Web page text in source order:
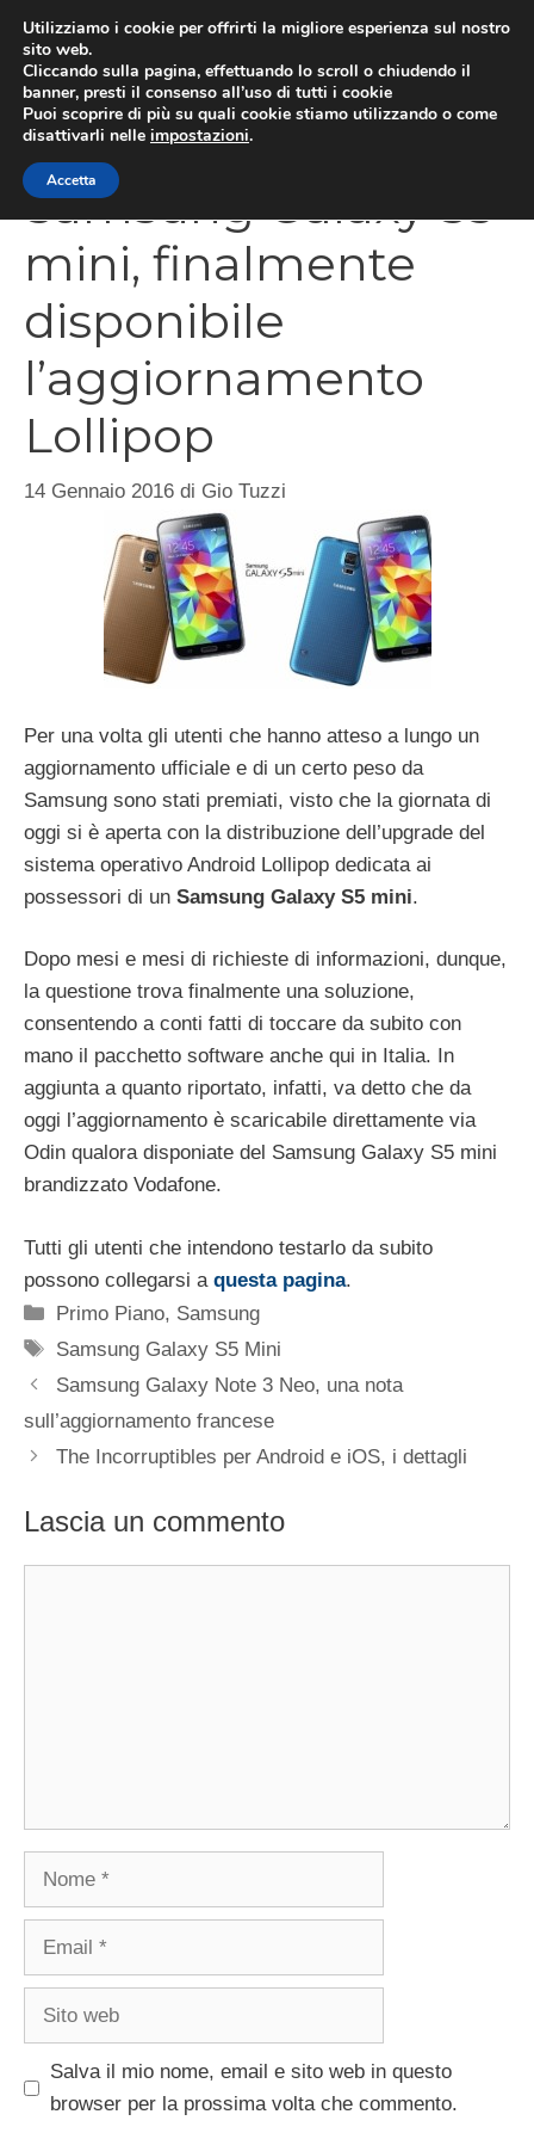
contenuto
Samsung Galaxy S5
mini, finalmente
disponibile
l’aggiornamento
Lollipop
14 Gennaio 2016 di Gio Tuzzi
Per una volta gli utenti che hanno atteso a lungo un
aggiornamento ufficiale e di un certo peso da
Samsung sono stati premiati, visto che la giornata di
oggi si è aperta con la distribuzione dell’upgrade del
sistema operativo Android Lollipop dedicata ai
possessori di un Samsung Galaxy S5 mini.
Dopo mesi e mesi di richieste di informazioni, dunque,
la questione trova finalmente una soluzione,
consentendo a conti fatti di toccare da subito con
mano il pacchetto software anche qui in Italia. In
aggiunta a quanto riportato, infatti, va detto che da
oggi l’aggiornamento è scaricabile direttamente via
Odin qualora disponiate del Samsung Galaxy S5 mini
brandizzato Vodafone.
Tutti gli utenti che intendono testarlo da subito
possono collegarsi a questa pagina.
Categorie
Primo Piano, Samsung
Tag
Samsung Galaxy S5 Mini
Samsung Galaxy Note 3 Neo, una nota
sull’aggiornamento francese
The Incorruptibles per Android e iOS, i dettagli
Lascia un commento
Nome
Email
Sito
Salva il mio nome, email e sito web in questo
browser per la prossima volta che commento.
Utilizziamo i cookie per offrirti la migliore esperienza sul nostro
sito web.
Cliccando sulla pagina, effettuando lo scroll o chiudendo il
banner, presti il consenso all’uso di tutti i cookie
Puoi scoprire di più su quali cookie stiamo utilizzando o come
disattivarli nelle impostazioni.
Accetta